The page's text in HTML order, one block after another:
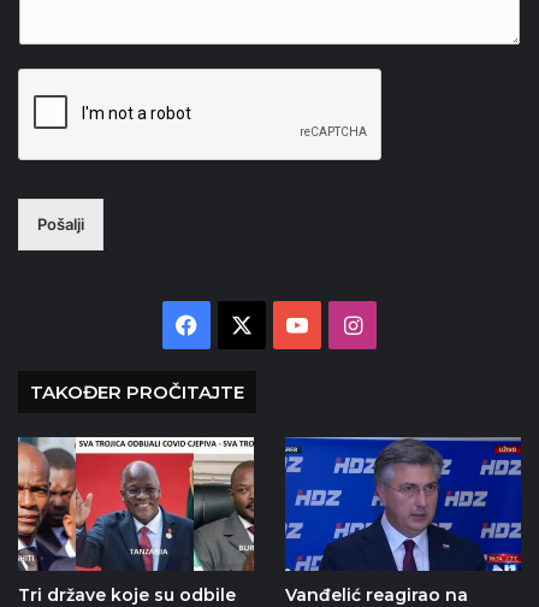
Pošalji
Facebook YouTubeInstagram
TAKOĐER PROČITAJTE
Tri države koje su odbile
Vanđelić reagirao na